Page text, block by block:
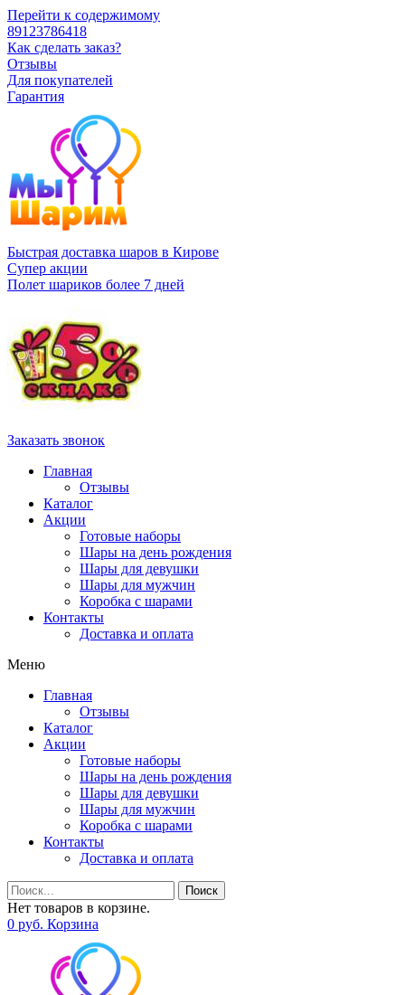
Перейти к содержимому
89123786418
Как сделать заказ?
Отзывы
Для покупателей
Гарантия
Быстрая доставка шаров в Кирове
Супер акции
Полет шариков более 7 дней
Заказать звонок
Главная
Отзывы
Каталог
Акции
Готовые наборы
Шары на день рождения
Шары для девушки
Шары для мужчин
Коробка с шарами
Контакты
Доставка и оплата
Меню
Главная
Отзывы
Каталог
Акции
Готовые наборы
Шары на день рождения
Шары для девушки
Шары для мужчин
Коробка с шарами
Контакты
Доставка и оплата
Поиск
Нет товаров в корзине.
0 руб. Корзина